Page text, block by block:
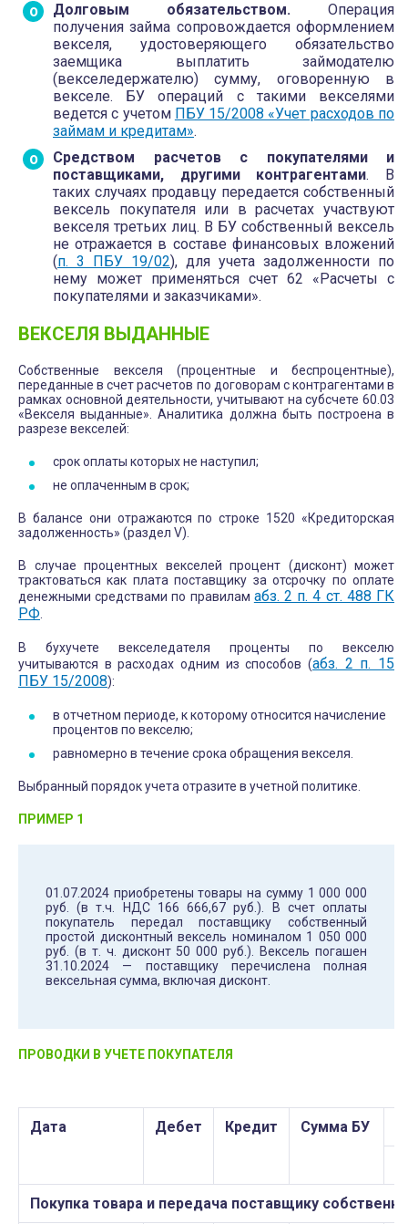
Долговым обязательством. Операция
получения займа сопровождается оформлением
векселя, удостоверяющего обязательство
заемщика выплатить займодателю
(векселедержателю) сумму, оговоренную в
векселе. БУ операций с такими векселями
ведется с учетом ПБУ 15/2008 «Учет расходов по
займам и кредитам».
Средством расчетов с покупателями и
поставщиками, другими контрагентами. В
таких случаях продавцу передается собственный
вексель покупателя или в расчетах участвуют
векселя третьих лиц. В БУ собственный вексель
не отражается в составе финансовых вложений
(п. 3 ПБУ 19/02), для учета задолженности по
нему может применяться счет 62 «Расчеты с
покупателями и заказчиками».
ВЕКСЕЛЯ ВЫДАННЫЕ
Собственные векселя (процентные и беспроцентные),
переданные в счет расчетов по договорам с контрагентами в
рамках основной деятельности, учитывают на субсчете 60.03
«Векселя выданные». Аналитика должна быть построена в
разрезе векселей:
срок оплаты которых не наступил;
не оплаченным в срок;
В балансе они отражаются по строке 1520 «Кредиторская
задолженность» (раздел V).
В случае процентных векселей процент (дисконт) может
трактоваться как плата поставщику за отсрочку по оплате
денежными средствами по правилам абз. 2 п. 4 ст. 488 ГК
РФ
В бухучете векселедателя проценты по векселю
учитываются в расходах одним из способов (абз. 2 п. 15
ПБУ 15/2008):
в отчетном периоде, к которому относится начисление
процентов по векселю;
равномерно в течение срока обращения векселя.
Выбранный порядок учета отразите в учетной политике.
ПРИМЕР 1
01.07.2024 приобретены товары на сумму 1 000 000
руб. (в т.ч. НДС 166 666,67 руб.). В счет оплаты
покупатель передал поставщику собственный
простой дисконтный вексель номиналом 1 050 000
руб. (в т. ч. дисконт 50 000 руб.). Вексель погашен
31.10.2024 — поставщику перечислена полная
вексельная сумма, включая дисконт.
ПРОВОДКИ В УЧЕТЕ ПОКУПАТЕЛЯ
Дата Дебет Кредит Сумма БУ
Покупка товара и передача поставщику